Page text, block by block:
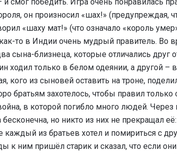
он произносил «шах!» (предупреждая,
«шаху мат!» (что означало «король
то в Индии очень мудрый правитель. Во
сына-близнеца, которые отличались друг
ходил только в белом одеянии, а другой –
кого из сыновей оставить на троне,
братьям захотелось, чтобы правил только
в которой погибло много людей. Через
но никто из них не прекращал
каждый из братьев хотел и помириться с
ним пришёл старик и сказал, что если